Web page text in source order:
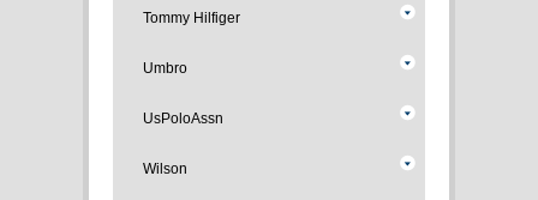
Tommy Hilfiger
Umbro
UsPoloAssn
Wilson